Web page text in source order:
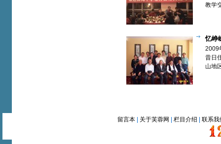
教学
忆峥
【欢聚篇
2009
昔日
山地
留言本| 关于芙蓉网 栏目介绍 联系我